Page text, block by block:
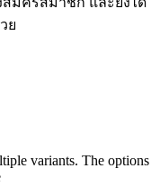
ย
variants. The options